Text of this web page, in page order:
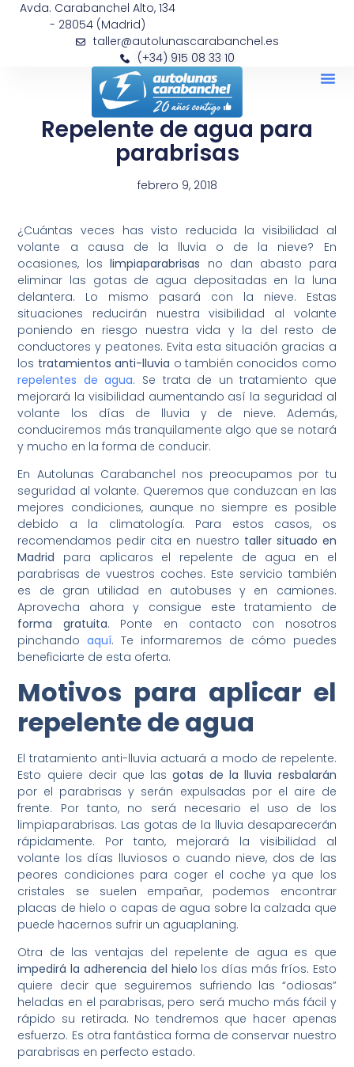
Avda. Carabanchel Alto, 134
- 28054 (Madrid)
taller@autolunascarabanchel.es
(+34) 915 08 33 10
Repelente de agua para
parabrisas
febrero 9, 2018
¿Cuántas veces has visto reducida la visibilidad al
volante a causa de la lluvia o de la nieve? En
ocasiones, loslimpiaparabrisas no dan abasto para
eliminar las gotas de agua depositadas en la luna
delantera. Lo mismo pasará con la nieve. Estas
situaciones reducirán nuestra visibilidad al volante
poniendo en riesgo nuestra vida y la del resto de
conductores y peatones. Evita esta situación gracias a
los tratamientos anti-lluvia o también conocidos como
repelentes de agua. Se trata de un tratamiento que
mejorará la visibilidad aumentando así la seguridad al
volante los días de lluvia y de nieve. Además,
conduciremos más tranquilamente algo que se notará
y mucho en la forma de conducir.
En Autolunas Carabanchel nos preocupamos por tu
seguridad al volante. Queremos que conduzcan en las
mejores condiciones, aunque no siempre es posible
debido a la climatología. Para estos casos, os
recomendamos pedir cita en nuestro taller situado en
Madrid para aplicaros el repelente de agua en el
parabrisas de vuestros coches. Este servicio también
es de gran utilidad en autobuses y en camiones.
Aprovecha ahora y consigue este tratamiento de
forma gratuita. Ponte en contacto con nosotros
pinchandoaquí. Te informaremos de cómo puedes
beneficiarte de esta oferta.
Motivos para aplicar el
repelente de agua
El tratamiento anti-lluvia actuará a modo de repelente.
Esto quiere decir que lasgotas de la lluvia resbalarán
por el parabrisas y serán expulsadas por el aire de
frente. Por tanto, no será necesario el uso de los
limpiaparabrisas. Las gotas de la lluvia desaparecerán
rápidamente. Por tanto, mejorará la visibilidad al
volante los días lluviosos o cuando nieve, dos de las
peores condiciones para coger el coche ya que los
cristales se suelen empañar, podemos encontrar
placas de hielo o capas de agua sobre la calzada que
puede hacernos sufrir un aguaplaning.
Otra de las ventajas del repelente de agua es que
impedirá la adherencia del hielo los días más fríos. Esto
quiere decir que seguiremos sufriendo las “odiosas”
heladas en el parabrisas, pero será mucho más fácil y
rápido su retirada. No tendremos que hacer apenas
esfuerzo. Es otra fantástica forma de conservar nuestro
parabrisas en perfecto estado.